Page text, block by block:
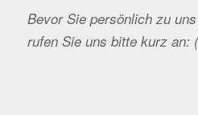
Bevor Sie persönlich zu
rufen Sie uns bitte kurz an: